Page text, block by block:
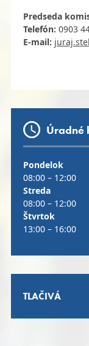
Predseda
Telefón: 0903
E-mail:
Úradné
Pondelok
08:00 – 12:00
Streda
08:00 – 12:00
Štvrtok
13:00 – 16:00
TLAČIVÁ